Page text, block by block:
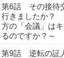
第6話 その接待
行きましたか？
方の「会議」は
るのですか？～
第9話 逆転の証